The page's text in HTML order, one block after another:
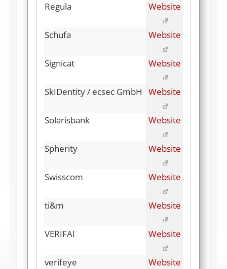
Regula Website
Schufa Website
Signicat Website
SkIDentity / ecsec GmbH Website
Solarisbank Website
Spherity Website
Swisscom Website
ti&m Website
VERIFAI Website
verifeye Website